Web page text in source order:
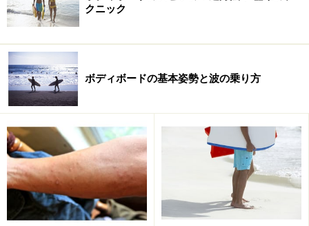
クニック
ボディボードの基本姿勢と波の乗り方